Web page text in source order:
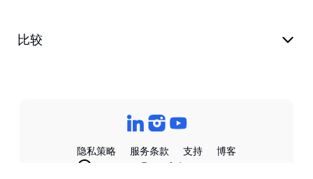
比较
隐私策略 服务条款 支持 博客
customer@transkriptor.com